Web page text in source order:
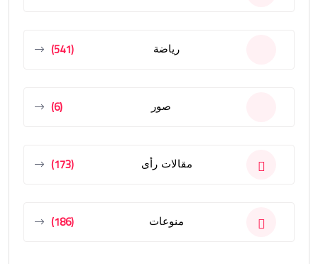
رياضة (541)
صور (6)
مقالات رأى (173)
منوعات (186)